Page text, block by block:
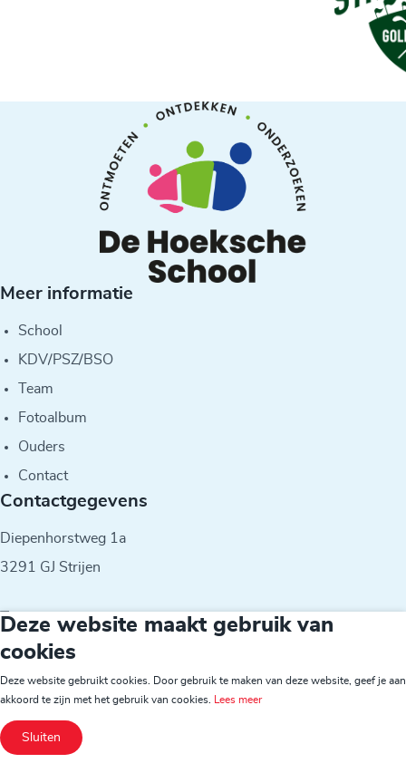
Meer informatie
School
KDV/PSZ/BSO
Team
Fotoalbum
Ouders
Contact
Contactgegevens
Diepenhorstweg 1a
3291 GJ Strijen
T 078-6742344
E m.deman@dehoekscheschool.nl
© 2026 - IKC De Meerwaarde
Deze website maakt gebruik van
cookies
Deze website gebruikt cookies. Door gebruik te maken van deze website, geef je aan
akkoord te zijn met het gebruik van cookies.
Lees meer
Sluiten